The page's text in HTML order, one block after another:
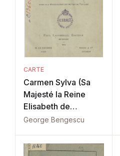
CARTE
Carmen Sylva (Sa
Majesté la Reine
Elisabeth de
Roumanie)
George Bengescu